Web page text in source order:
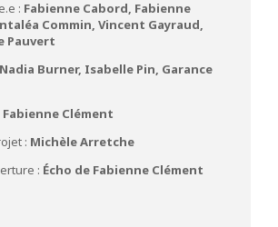
: Fabienne Cabord, Fabienne
Commin, Vincent Gayraud,
Pauvert
Nadia Burner, Isabelle Pin, Garance
Fabienne Clément
: MichèleArretche
: Écho de Fabienne Clément